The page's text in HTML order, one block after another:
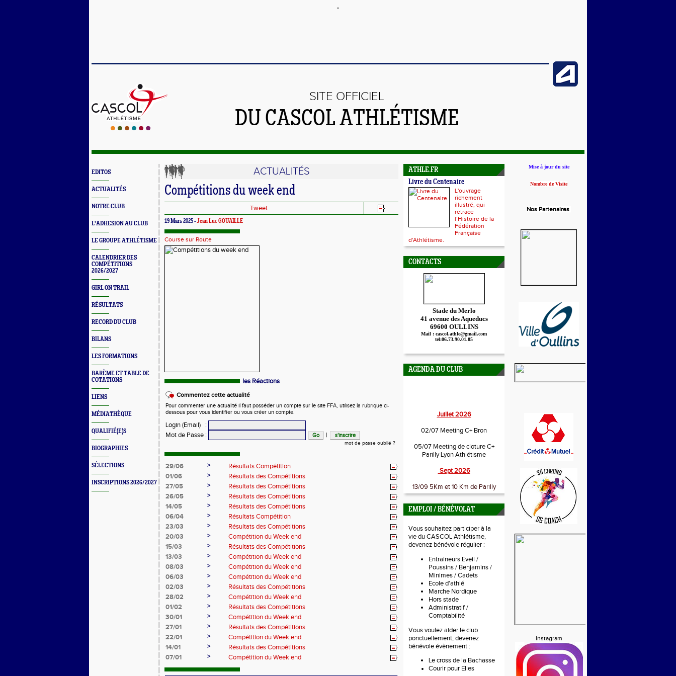
SITE OFFICIEL
DU CASCOL ATHLÉTISME
EDITOS
ACTUALITÉS
NOTRE CLUB
L'ADHESION AU CLUB
LE GROUPE ATHLÉTISME
CALENDRIER DES
COMPÉTITIONS
2026/2027
GIRL ON TRAIL
RÉSULTATS
RECORD DU CLUB
BILANS
LES FORMATIONS
BARÈME ET TABLE DE
COTATIONS
LIENS
MÉDIATHÈQUE
QUALIFIÉ(E)S
BIOGRAPHIES
SÉLECTIONS
INSCRIPTIONS 2026/2027
ACTUALITÉS
Compétitions du week end
Tweet
19 Mars 2025 -Jean Luc GOUAILLE
Course sur Route
les Réactions
Commentez cette actualité
Pour commenter une actualité il faut posséder un compte sur le site FFA, utilisez la rubrique ci-
dessous pour vous identifier ou vous créer un compte.
Login (Email)
:
Mot de Passe : |
mot de passe oublié ?
29/06 >
Résultats Compétition
01/06
>
Résultats des Compétitions
27/05
>
Résultats des Compétitions
26/05
>
Résultats des Compétitions
14/05
>
Résultats des Compétitions
06/04
>
Résultats Compétition
23/03
>
Résultats des Compétitions
20/03
>
Compétition du Week end
15/03
>
Résultats des Compétitions
13/03
>
Compétition du Week end
08/03
>
Compétition du Week end
06/03
>
Compétition du Week end
02/03
>
Résultats des Compétitions
28/02
>
Compétition du Week end
01/02
>
Résultats des Compétitions
30/01
>
Compétition du Week end
27/01
>
Résultats des Compétitions
22/01
>
Compétition du Week end
14/01
>
Résultats des Compétitions
07/01
> Compétition du Week end
ATHLE.FR
Livre du Centenaire
L'ouvrage
richement
illustré, qui
retrace
l’Histoire de la
Fédération
Française
d'Athlétisme.
CONTACTS
Stade du Merlo
41 avenue des Aqueducs
69600 OULLINS
Mail : cascol.athle@gmail.com
tel:06.73.90.01.05
AGENDA DU CLUB
Juillet 2026
02/07 Meeting C+ Bron
05/07 Meeting de cloture C+
Parilly Lyon Athlétisme
Sept 2026
13/09 5Km et 10 Km de Parilly
EMPLOI / BÉNÉVOLAT
Vous souhaitez participer à la
vie du CASCOL Athlétisme,
devenez bénévole régulier :
Entraineurs Eveil /
Poussins / Benjamins /
Minimes / Cadets
Ecole d'athlé
Marche Nordique
Hors stade
Administratif /
Comptabilité
Vous voulez aider le club
ponctuellement, devenez
bénévole évènement :
Le cross de la Bachasse
Courir pour Elles
Mise à jour du site
Nombre de Visite
Nos Partenaires
Instagram